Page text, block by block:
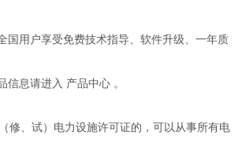
国用户享受免费技术指导、软件升级、一年质
信息请进入 产品中心 。
修、试）电力设施许可证的，可以从事所有电